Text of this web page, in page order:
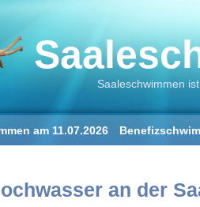
Saaleschwimmen
am 11.07.2026
an der